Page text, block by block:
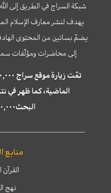
شبكة السراج في الطريق إلى
يهدف لنشر معارف الإسلام
يضمّ بساتين من المحتوى
إلى محاضرات ومؤلّفات
الماضية، كما ظهر في
البحث٢٢,٢٩٠,٠٠٠ مرّة.
منابع
القرآن
نهج